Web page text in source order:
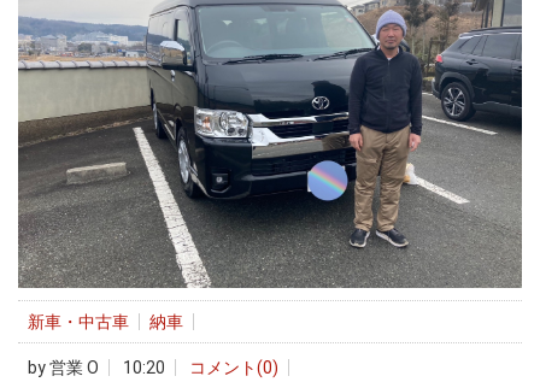
新車・中古車 納車
by営業 O 10:20 コメント(0)